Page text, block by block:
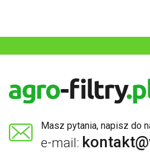
Masz pytania, napisz do
e-mail: